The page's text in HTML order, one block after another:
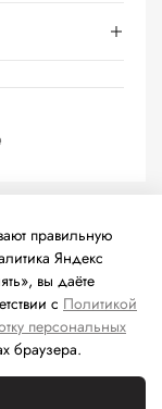
и анализа
сети
правильную
Яндекс
вы даёте
с Политикой
персональных
браузера.